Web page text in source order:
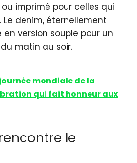
imprimé pour celles qui
Le denim, éternellement
en version souple pour un
matin au soir.
mondiale de la
qui fait honneur aux
le